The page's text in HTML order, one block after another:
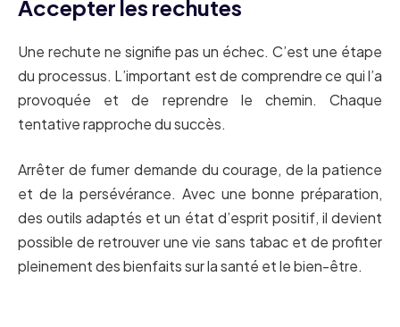
Accepter les rechutes
Une rechute ne signifie pas un échec. C’est une étape
du processus. L’important est de comprendre ce qui l’a
provoquée et de reprendre le chemin. Chaque
tentative rapproche du succès.
Arrêter de fumer demande du courage, de la patience
et de la persévérance. Avec une bonne préparation,
des outils adaptés et un état d’esprit positif, il devient
possible de retrouver une vie sans tabac et de profiter
pleinement des bienfaits sur la santé et le bien-être.